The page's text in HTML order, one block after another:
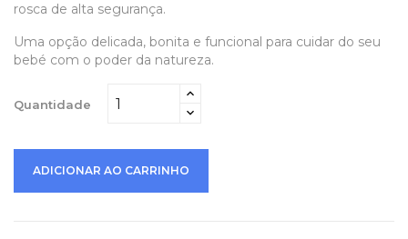
rosca de alta segurança.
Uma opção delicada, bonita e funcional para cuidar do seu
bebé com o poder da natureza.
Quantidade
ADICIONAR AO CARRINHO